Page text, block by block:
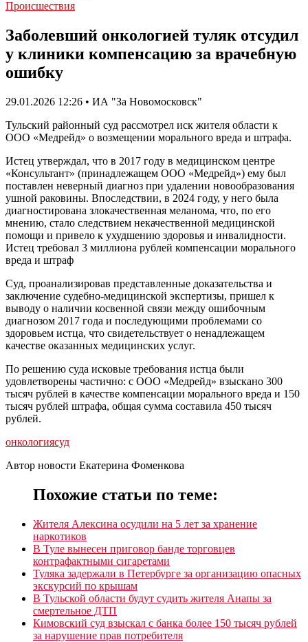
Происшествия
Заболевший онкологией туляк отсудил
у клиники компенсацию за врачебную
ошибку
29.01.2026 12:26 • ИА "За Новомосковск"
Тульский районный суд рассмотрел иск жителя области к
ООО «Медрейд» о возмещении морального вреда и штрафа.
Истец утверждал, что в 2017 году в медицинском центре
«Консультант» (принадлежащем ООО «Медрейд») ему был
поставлен неверный диагноз при удалении новообразования
ушной раковины. Впоследствии, в 2024 году, у него была
диагностирована злокачественная меланома, что, по его
мнению, стало следствием некачественной медицинской
помощи и привело к ухудшению здоровья и инвалидности.
Истец требовал 3 миллиона рублей компенсации морального
вреда и штраф
Суд, проанализировав представленные доказательства и
заключение судебно-медицинской экспертизы, пришел к
выводу о наличии косвенной связи между ошибочным
диагнозом 2017 года и последующими проблемами со
здоровьем истца, что свидетельствует о ненадлежащем
качестве оказанных медицинских услуг.
По решению суда исковые требования истца были
удовлетворены частично: с ООО «Медрейд» взыскано 300
тысяч рублей в качестве компенсации морального вреда и 150
тысяч рублей штрафа, общая сумма составила 450 тысяч
рублей.
онкологиясуд
Автор новости Екатерина Фоменкова
Похожие статьи по теме:
Жителя Алексина осудили на 5 лет за хранение
наркотиков
В Туле вынесен приговор банде торговцев
контрафактными сигаретами
Туляка задержали в Петербурге за организацию опасных
экскурсий по крышам
В Тульской области будут судить жителя Анапы за
смертельное ДТП
Кимовский суд взыскал с банка более 150 тысяч рублей
за нарушение прав потребителя